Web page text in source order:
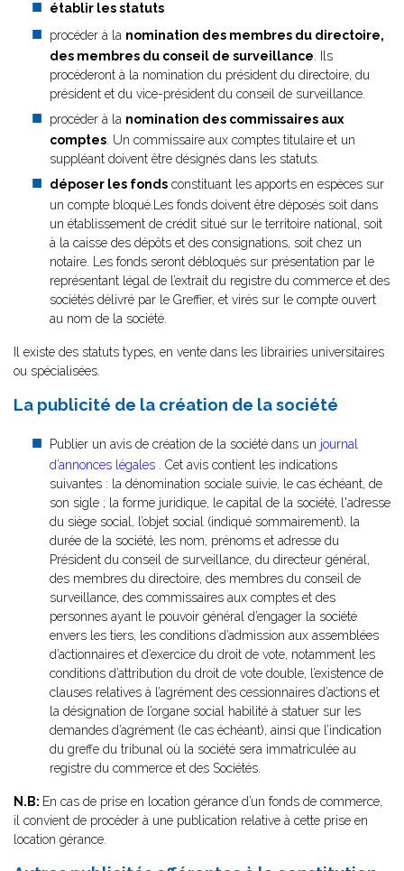
établir les statuts
procéder à la nomination des membres du directoire,
des membres du conseil de surveillance . Ils
procéderont à la nomination du président du directoire, du
président et du vice-président du conseil de surveillance.
procéder à la nomination des commissaires aux
comptes . Un commissaire aux comptes titulaire et un
suppléant doivent être désignés dans les statuts.
déposer les fonds constituant les apports en espèces sur
un compte bloqué.Les fonds doivent être déposés soit dans
un établissement de crédit situé sur le territoire national, soit
à la caisse des dépôts et des consignations, soit chez un
notaire. Les fonds seront débloqués sur présentation par le
représentant légal de l’extrait du registre du commerce et des
sociétés délivré par le Greffier, et virés sur le compte ouvert
au nom de la société.
Il existe des statuts types, en vente dans les librairies universitaires
ou spécialisées.
La publicité de la création de la société
Publier un avis de création de la société dans un journal
d’annonces légales . Cet avis contient les indications
suivantes : la dénomination sociale suivie, le cas échéant, de
son sigle ; la forme juridique, le capital de la société, l'adresse
du siège social, l’objet social (indiqué sommairement), la
durée de la société, les nom, prénoms et adresse du
Président du conseil de surveillance, du directeur général,
des membres du directoire, des membres du conseil de
surveillance, des commissaires aux comptes et des
personnes ayant le pouvoir général d’engager la société
envers les tiers, les conditions d’admission aux assemblées
d’actionnaires et d’exercice du droit de vote, notamment les
conditions d’attribution du droit de vote double, l’existence de
clauses relatives à l’agrément des cessionnaires d’actions et
la désignation de l’organe social habilité à statuer sur les
demandes d’agrément (le cas échéant), ainsi que l’indication
du greffe du tribunal où la société sera immatriculée au
registre du commerce et des Sociétés.
N.B: En cas de prise en location gérance d’un fonds de commerce,
il convient de procéder à une publication relative à cette prise en
location gérance.